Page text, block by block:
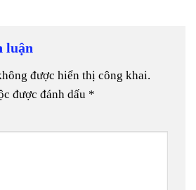
luận
được hiển thị công khai.
được đánh dấu *